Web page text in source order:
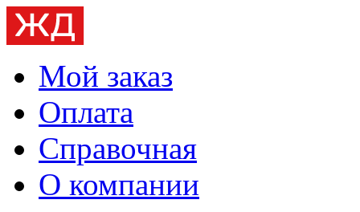
Мой заказ
Оплата
Справочная
О компании